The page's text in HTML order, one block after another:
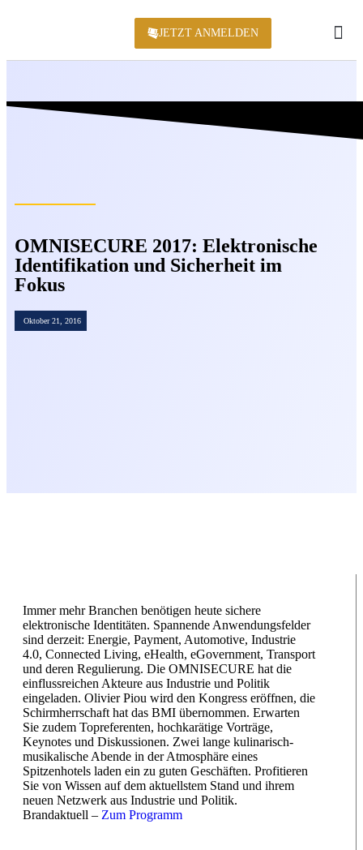
JETZT ANMELDEN
OMNISECURE 2017: Elektronische
Identifikation und Sicherheit im
Fokus
Oktober 21, 2016
Immer mehr Branchen benötigen heute sichere
elektronische Identitäten. Spannende Anwendungsfelder
sind derzeit: Energie, Payment, Automotive, Industrie
4.0, Connected Living, eHealth, eGovernment, Transport
und deren Regulierung. Die OMNISECURE hat die
einflussreichen Akteure aus Industrie und Politik
eingeladen. Olivier Piou wird den Kongress eröffnen, die
Schirmherrschaft hat das BMI übernommen. Erwarten
Sie zudem Topreferenten, hochkarätige Vorträge,
Keynotes und Diskussionen. Zwei lange kulinarisch-
musikalische Abende in der Atmosphäre eines
Spitzenhotels laden ein zu guten Geschäften. Profitieren
Sie von Wissen auf dem aktuellstem Stand und ihrem
neuen Netzwerk aus Industrie und Politik.
Brandaktuell – Zum Programm